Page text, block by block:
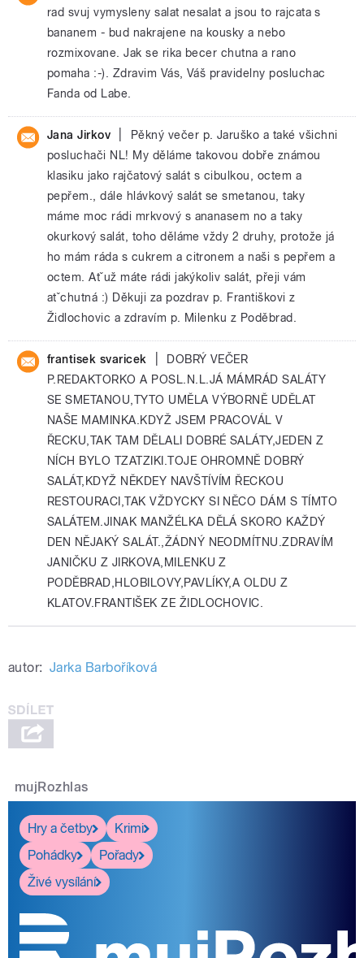
rad svuj vymysleny salat nesalat a jsou to rajcata s
bananem - bud nakrajene na kousky a nebo
rozmixovane. Jak se rika becer chutna a rano
pomaha :-). Zdravim Vás, Váš pravidelny posluchac
Fanda od Labe.
Jana Jirkov
Pěkný večer p. Jaruško a také všichni
posluchači NL! My děláme takovou dobře známou
klasiku jako rajčatový salát s cibulkou, octem a
pepřem., dále hlávkový salát se smetanou, taky
máme moc rádi mrkvový s ananasem no a taky
okurkový salát, toho děláme vždy 2 druhy, protože já
ho mám ráda s cukrem a citronem a naši s pepřem a
octem. Atˇuž máte rádi jakýkoliv salát, přeji vám
atˇchutná :) Děkuji za pozdrav p. Františkovi z
Židlochovic a zdravím p. Milenku z Poděbrad.
frantisek svaricek
DOBRÝ VEČER
P.REDAKTORKO A POSL.N.L.JÁ MÁMRÁD SALÁTY
SE SMETANOU,TYTO UMĚLA VÝBORNĚ UDĚLAT
NAŠE MAMINKA.KDYŽ JSEM PRACOVÁL V
ŘECKU,TAK TAM DĚLALI DOBRÉ SALÁTY,JEDEN Z
NÍCH BYLO TZATZIKI.TOJE OHROMNĚ DOBRÝ
SALÁT,KDYŽ NĚKDEY NAVŠTÍVÍM ŘECKOU
RESTOURACI,TAK VŽDYCKY SI NĚCO DÁM S TÍMTO
SALÁTEM.JINAK MANŽÉLKA DĚLÁ SKORO KAŽDÝ
DEN NĚJAKÝ SALÁT.,ŽÁDNÝ NEODMÍTNU.ZDRAVÍM
JANIČKU Z JIRKOVA,MILENKU Z
PODĚBRAD,HLOBILOVY,PAVLÍKY,A OLDU Z
KLATOV.FRANTIŠEK ZE ŽIDLOCHOVIC.
autor: Jarka Barboříková
mujRozhlas
Hry a četby
Krimi
Pohádky
Pořady
Živé vysílání